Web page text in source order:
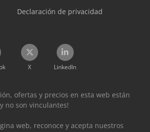
Declaración de privacidad
X LinkedIn
ofertas y precios en esta web están
no son vinculantes!
web, reconoce y acepta nuestros